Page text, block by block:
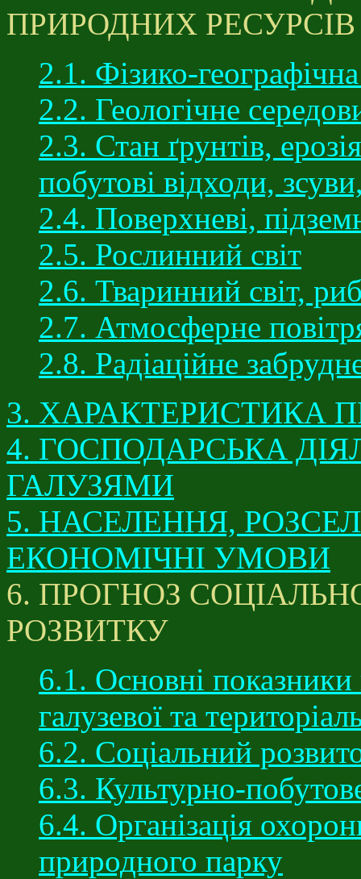
ПРИРОДНИХ РЕСУРСІВ
2.1. Фізико-
2.2. Геологічне
2.3. Стан ґрунтів,
побутові відходи,
2.4. Поверхневі,
2.5. Рослинний світ
2.6. Тваринний світ,
2.7. Атмосферне
2.8. Радіаційне
3. ХАРАКТЕРИСТИКА
4. ГОСПОДАРСЬКА
ГАЛУЗЯМИ
5. НАСЕЛЕННЯ,
ЕКОНОМІЧНІ УМОВИ
6. ПРОГНОЗ
РОЗВИТКУ
6.1. Основні
галузевої та
6.2. Соціальний
6.3. Культурно-
6.4. Організація
природного парку